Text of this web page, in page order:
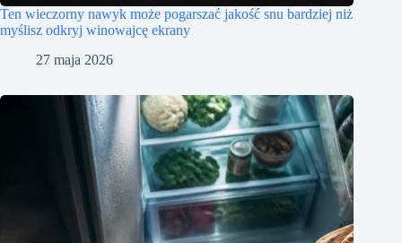
Ten wieczorny nawyk może pogarszać jakość snu bardziej niż
myślisz odkryj winowajcę ekrany
27 maja 2026